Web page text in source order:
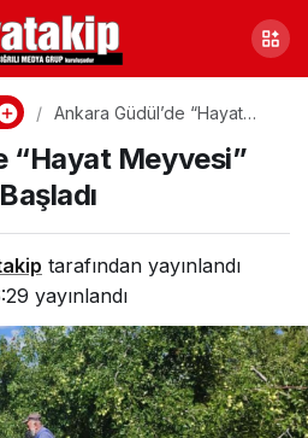
Ankara Güdül’de “Hayat
Başladı
“Hayat Meyvesi”
tarafından yayınlandı
yayınlandı
Paylaş